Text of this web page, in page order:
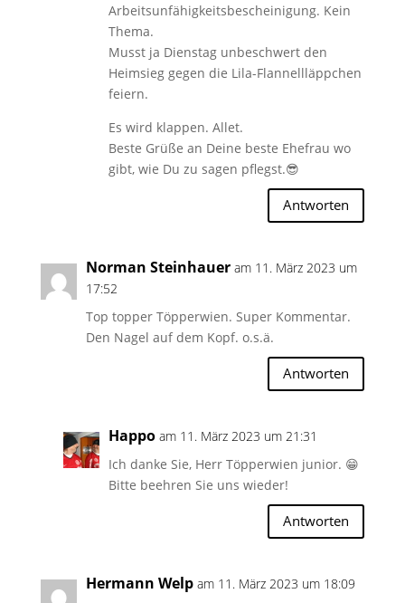
Arbeitsunfähigkeitsbescheinigung. Kein
Thema.
Musst ja Dienstag unbeschwert den
Heimsieg gegen die Lila-Flannellläppchen
feiern.
Es wird klappen. Allet.
Beste Grüße an Deine beste Ehefrau wo
gibt, wie Du zu sagen pflegst.😎
Antworten
Norman Steinhauer am 11. März 2023 um
17:52
Top topper Töpperwien. Super Kommentar.
Den Nagel auf dem Kopf. o.s.ä.
Antworten
Happo am 11. März 2023 um 21:31
Ich danke Sie, Herr Töpperwien junior. 😁
Bitte beehren Sie uns wieder!
Antworten
Hermann Welp am 11. März 2023 um 18:09